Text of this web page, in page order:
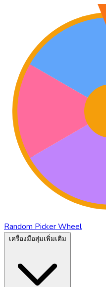
Random Picker Wheel